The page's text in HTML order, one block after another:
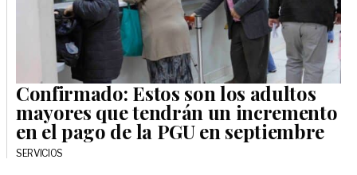
Confirmado: Estos son los adultos
mayores que tendrán un incremento
en el pago de la PGU en septiembre
SERVICIOS